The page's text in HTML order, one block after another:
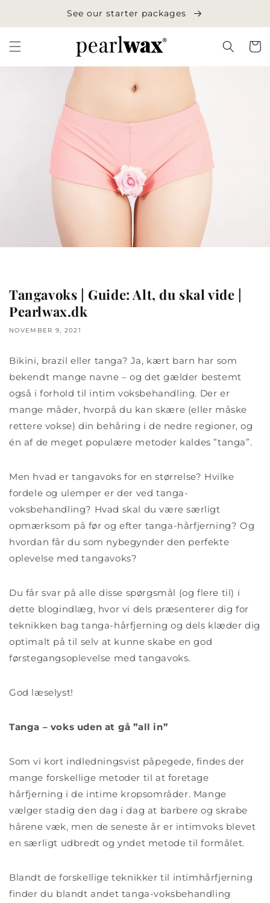
See our starter packages
Cart
Tangavoks | Guide: Alt, du skal vide |
Pearlwax.dk
NOVEMBER 9, 2021
Bikini, brazil eller tanga? Ja, kært barn har som
bekendt mange navne – og det gælder bestemt
også i forhold til intim voksbehandling. Der er
mange måder, hvorpå du kan skære (eller måske
rettere vokse) din behåring i de nedre regioner, og
én af de meget populære metoder kaldes ”tanga”.
Men hvad er tangavoks for en størrelse? Hvilke
fordele og ulemper er der ved tanga-
voksbehandling? Hvad skal du være særligt
opmærksom på før og efter tanga-hårfjerning? Og
hvordan får du som nybegynder den perfekte
oplevelse med tangavoks?
Du får svar på alle disse spørgsmål (og flere til) i
dette blogindlæg, hvor vi dels præsenterer dig for
teknikken bag tanga-hårfjerning og dels klæder dig
optimalt på til selv at kunne skabe en god
førstegangsoplevelse med tangavoks.
God læselyst!
Tanga – voks uden at gå ”all in”
Som vi kort indledningsvist påpegede, findes der
mange forskellige metoder til at foretage
hårfjerning i de intime kropsområder. Mange
vælger stadig den dag i dag at barbere og skrabe
hårene væk, men de seneste år er intimvoks blevet
en særligt udbredt og yndet metode til formålet.
Blandt de forskellige teknikker til intimhårfjerning
finder du blandt andet tanga-voksbehandling